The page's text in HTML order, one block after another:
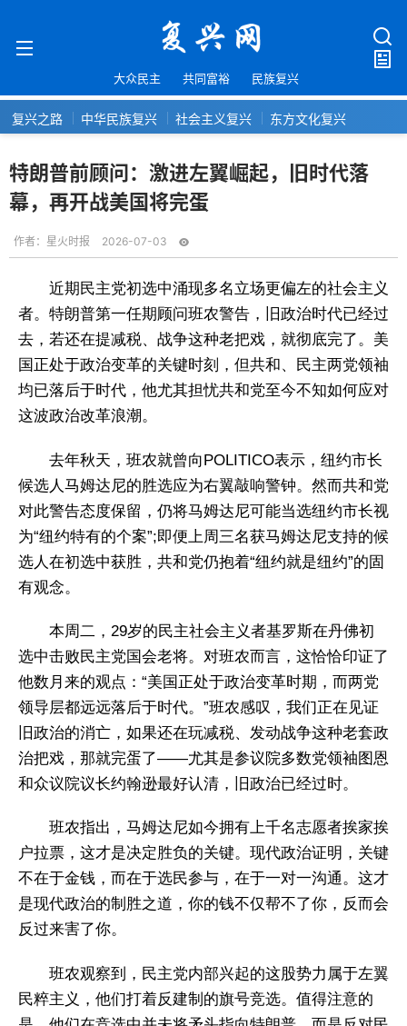
大众民主 共同富裕 民族复兴
复兴之路 中华民族复兴 社会主义复兴 东方文化复兴
特朗普前顾问：激进左翼崛起，旧时代落
幕，再开战美国将完蛋
作者： 星火时报 2026-07-03
近期民主党初选中涌现多名立场更偏左的社会主义
者。特朗普第一任期顾问班农警告，旧政治时代已经过
去，若还在提减税、战争这种老把戏，就彻底完了。美
国正处于政治变革的关键时刻，但共和、民主两党领袖
均已落后于时代，他尤其担忧共和党至今不知如何应对
这波政治改革浪潮。
去年秋天，班农就曾向POLITICO表示，纽约市长
候选人马姆达尼的胜选应为右翼敲响警钟。然而共和党
对此警告态度保留，仍将马姆达尼可能当选纽约市长视
为“纽约特有的个案”;即便上周三名获马姆达尼支持的候
选人在初选中获胜，共和党仍抱着“纽约就是纽约”的固
有观念。
本周二，29岁的民主社会主义者基罗斯在丹佛初
选中击败民主党国会老将。对班农而言，这恰恰印证了
他数月来的观点：“美国正处于政治变革时期，而两党
领导层都远远落后于时代。”班农感叹，我们正在见证
旧政治的消亡，如果还在玩减税、发动战争这种老套政
治把戏，那就完蛋了——尤其是参议院多数党领袖图恩
和众议院议长约翰逊最好认清，旧政治已经过时。
班农指出，马姆达尼如今拥有上千名志愿者挨家挨
户拉票，这才是决定胜负的关键。现代政治证明，关键
不在于金钱，而在于选民参与，在于一对一沟通。这才
是现代政治的制胜之道，你的钱不仅帮不了你，反而会
反过来害了你。
班农观察到，民主党内部兴起的这股势力属于左翼
民粹主义，他们打着反建制的旗号竞选。值得注意的